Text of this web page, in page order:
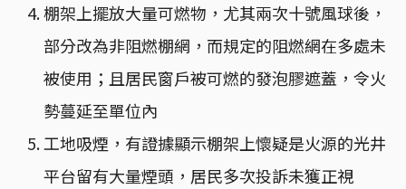
棚架上擺放大量可燃物，尤其兩次十號風球後，
部分改為非阻燃棚網，而規定的阻燃網在多處未
被使用；且居民窗戶被可燃的發泡膠遮蓋，令火
勢蔓延至單位內
工地吸煙，有證據顯示棚架上懷疑是火源的光井
平台留有大量煙頭，居民多次投訴未獲正視